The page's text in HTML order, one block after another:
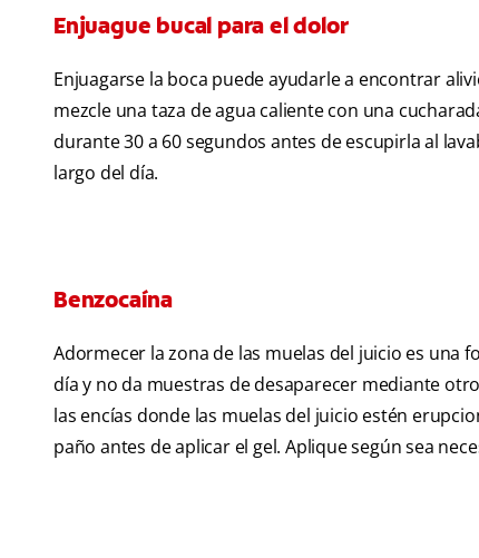
Enjuague bucal para el dolor
Enjuagarse la boca puede ayudarle a encontrar
mezcle una taza de agua caliente con una
durante 30 a 60 segundos antes de escupirla al
largo del día.
Benzocaína
Adormecer la zona de las muelas del juicio es una
día y no da muestras de desaparecer mediante
las encías donde las muelas del juicio estén
paño antes de aplicar el gel. Aplique según sea